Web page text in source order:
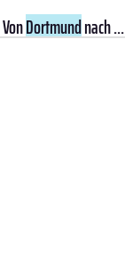
VonDortmundnach ...